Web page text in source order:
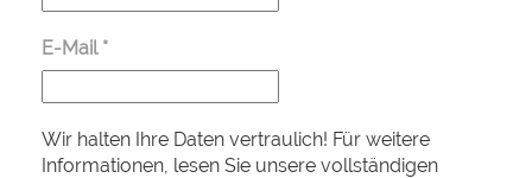
E-Mail *
Wir halten Ihre Daten vertraulich! Für weitere
Informationen, lesen Sie unsere vollständigen